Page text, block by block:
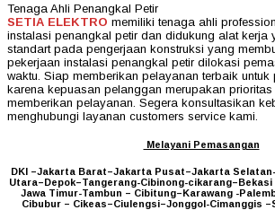
Tenaga Ahli Penangkal Petir
SETIA ELEKTRO memiliki tenaga ahli
instalasi penangkal petir dan didukung alat kerja
standart pada pengerjaan konstruksi yang
pekerjaan instalasi penangkal petir dilokasi
waktu. Siap memberikan pelayanan terbaik untuk
karena kepuasan pelanggan merupakan
memberikan pelayanan. Segera konsultasikan
menghubungi layanan customers service kami.
Melayani Pemasangan
DKI –Jakarta Barat–Jakarta Pusat–Jakarta
Utara–Depok–Tangerang-Cibinong-cikarang–Bekasi
Jawa Timur-Tambun – Cibitung–Karawang -
Cibubur – Cikeas–Ciulengsi–Jonggol-Cimanggis